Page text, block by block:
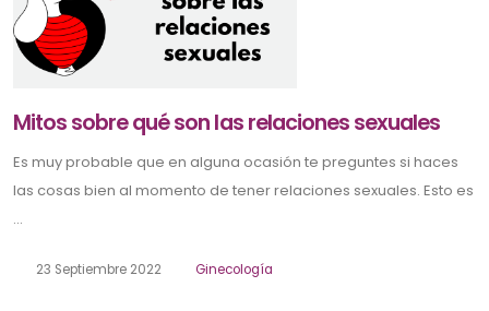
Mitos sobre qué son las relaciones sexuales
Es muy probable que en alguna ocasión te preguntes si haces
las cosas bien al momento de tener relaciones sexuales. Esto es
...
23 Septiembre 2022 Ginecología